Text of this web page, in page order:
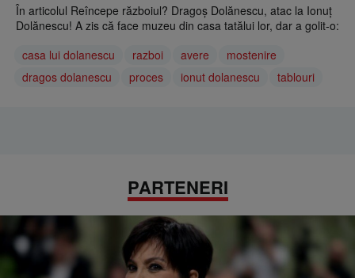
În articolul Reîncepe războiul? Dragoș Dolănescu, atac la Ionuț
Dolănescu! A zis că face muzeu din casa tatălui lor, dar a golit-o:
casa lui dolanescu
razboi avere
mostenire
dragos dolanescu
proces ionut dolanescu tablouri
PARTENERI